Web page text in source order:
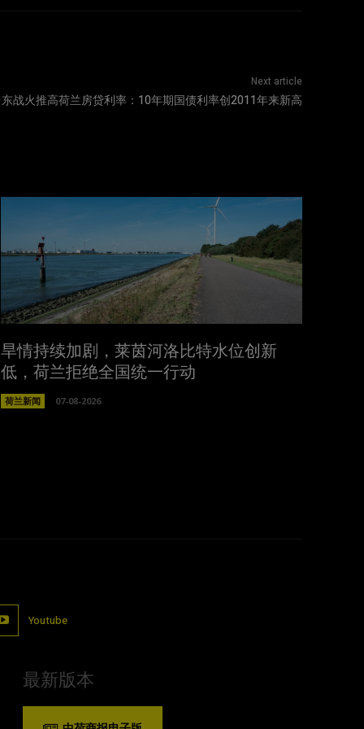
Next article
战火推高荷兰房贷利率：10年期国债利率创2011年来新高
旱情持续加剧，莱茵河洛比特水位创新
低，荷兰拒绝全国统一行动
荷兰新闻 07-08-2026
Youtube
最新版本